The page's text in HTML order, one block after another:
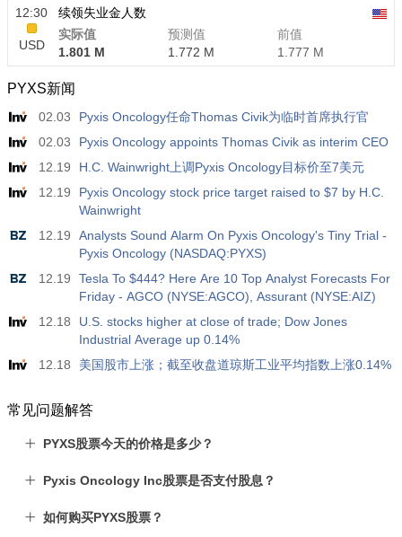
12:30
USD
续领失业金人数
实际值
1.801 M
预测值
1.772 M
前值
1.777 M
PYXS新闻
02.03
Pyxis Oncology任命Thomas Civik为临时首席执行官
02.03
Pyxis Oncology appoints Thomas Civik as interim CEO
12.19
H.C. Wainwright上调Pyxis Oncology目标价至7美元
12.19
Pyxis Oncology stock price target raised to $7 by H.C.
Wainwright
12.19
Analysts Sound Alarm On Pyxis Oncology's Tiny Trial -
Pyxis Oncology (NASDAQ:PYXS)
12.19
Tesla To $444? Here Are 10 Top Analyst Forecasts For
Friday - AGCO (NYSE:AGCO), Assurant (NYSE:AIZ)
12.18
U.S. stocks higher at close of trade; Dow Jones
Industrial Average up 0.14%
12.18
美国股市上涨；截至收盘道琼斯工业平均指数上涨0.14%
常见问题解答
PYXS股票今天的价格是多少？
Pyxis Oncology Inc股票是否支付股息？
如何购买PYXS股票？